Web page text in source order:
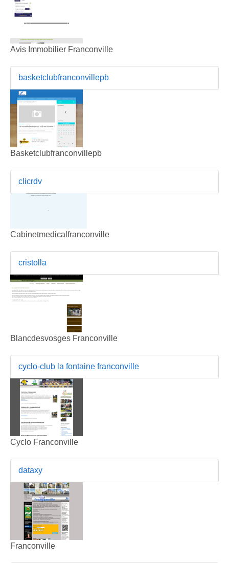
Avis Immobilier Franconville
basketclubfranconvillepb
Basketclubfranconvillepb
clicrdv
Cabinetmedicalfranconville
cristolla
Blancdesvosges Franconville
cyclo-club la fontaine franconville
Cyclo Franconville
dataxy
Franconville